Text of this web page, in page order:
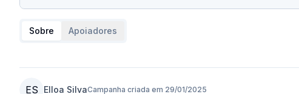
Sobre Apoiadores
ES Elloa SilvaCampanha criada em 29/01/2025